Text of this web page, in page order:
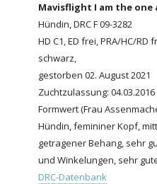
Mavisflight I am the one
Hündin, DRC F 09-3282
HD C1, ED frei, PRA/HC/RD
schwarz,
gestorben 02. August 2021
Zuchtzulassung: 04.03.2016
Formwert (Frau
Hündin, femininer Kopf,
getragener Behang, sehr
und Winkelungen, sehr
DRC-Datenbank